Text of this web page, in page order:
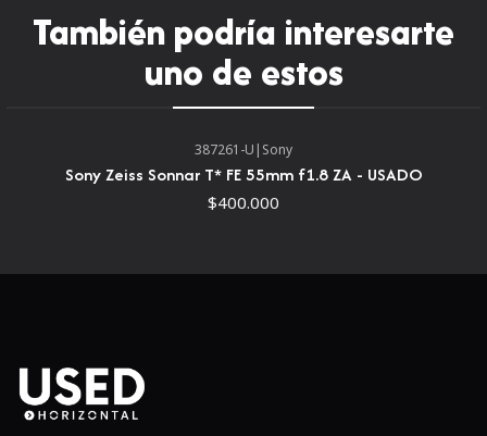
completo. Combinando una estatura elegante con una
distancia focal versátil, este primer número de 50 mm
sobresale en una variedad de situaciones de disparo y la
También podría interesarte
uno de estos
387261-U | Sony
Sony Zeiss Sonnar T* FE 55mm f1.8 ZA - USADO
$400.000